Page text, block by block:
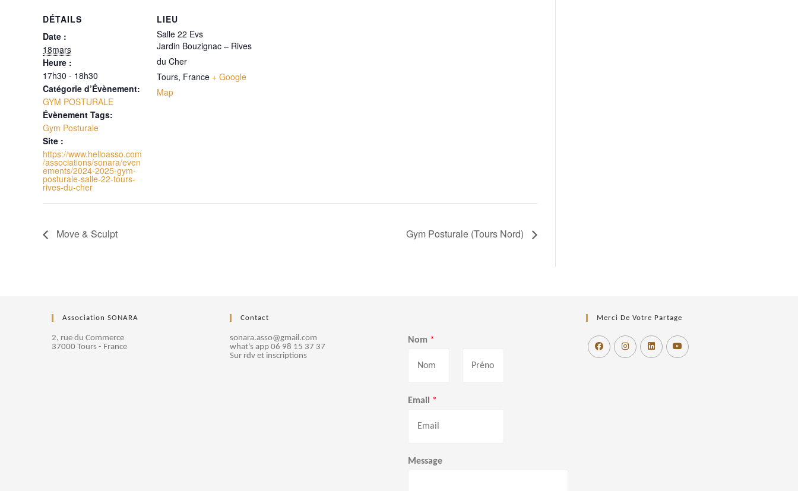
DÉTAILS
Date :
18mars
Heure :
17h30 - 18h30
Catégorie d’Évènement:
GYM POSTURALE
Évènement Tags:
Gym Posturale
Site :
https://www.helloasso.com
/associations/sonara/even
ements/2024-2025-gym-
posturale-salle-22-tours-
rives-du-cher
LIEU
Salle 22 Evs
Jardin Bouzignac – Rives
du Cher
Tours, France + Google
Map
Move & Sculpt Gym Posturale (Tours Nord)
Association SONARA
2, rue du Commerce
37000 Tours - France
Contact
sonara.asso@gmail.com
what's app 06 98 15 37 37
Sur rdv et inscriptions
Nom *
r
é
Email *
Message
Merci De Votre Partage